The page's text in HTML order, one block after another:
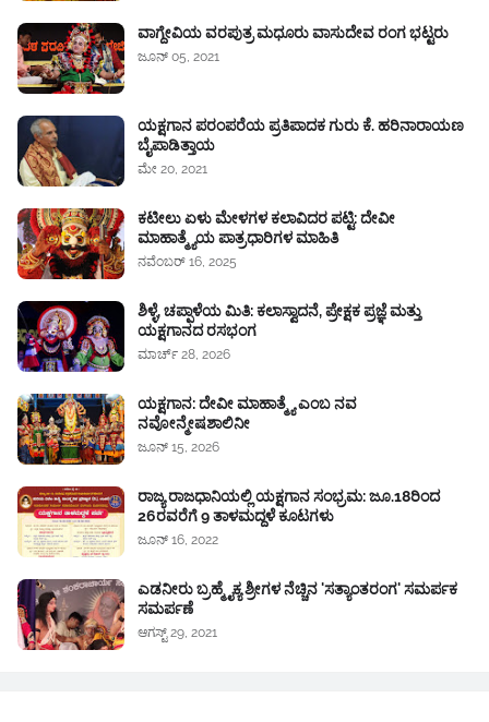
ವಾಗ್ದೇವಿಯ ವರಪುತ್ರ ಮಧೂರು ವಾಸುದೇವ ರಂಗ ಭಟ್ಟರು
ಜೂನ್ 05, 2021
ಯಕ್ಷಗಾನ ಪರಂಪರೆಯ ಪ್ರತಿಪಾದಕ ಗುರು ಕೆ. ಹರಿನಾರಾಯಣ
ಬೈಪಾಡಿತ್ತಾಯ
ಮೇ 20, 2021
ಕಟೀಲು ಏಳು ಮೇಳಗಳ ಕಲಾವಿದರ ಪಟ್ಟಿ: ದೇವೀ
ಮಾಹಾತ್ಮ್ಯೆಯ ಪಾತ್ರಧಾರಿಗಳ ಮಾಹಿತಿ
ನವೆಂಬರ್ 16, 2025
ಶಿಳ್ಳೆ, ಚಪ್ಪಾಳೆಯ ಮಿತಿ: ಕಲಾಸ್ವಾದನೆ, ಪ್ರೇಕ್ಷಕ ಪ್ರಜ್ಞೆ ಮತ್ತು
ಯಕ್ಷಗಾನದ ರಸಭಂಗ
ಮಾರ್ಚ್ 28, 2026
ಯಕ್ಷಗಾನ: ದೇವೀ ಮಾಹಾತ್ಮ್ಯೆ ಎಂಬ ನವ
ನವೋನ್ಮೇಷಶಾಲಿನೀ
ಜೂನ್ 15, 2026
ರಾಜ್ಯ ರಾಜಧಾನಿಯಲ್ಲಿ ಯಕ್ಷಗಾನ ಸಂಭ್ರಮ: ಜೂ.18ರಿಂದ
26ರವರೆಗೆ 9 ತಾಳಮದ್ದಳೆ ಕೂಟಗಳು
ಜೂನ್ 16, 2022
ಎಡನೀರು ಬ್ರಹ್ಮೈಕ್ಯ ಶ್ರೀಗಳ ನೆಚ್ಚಿನ 'ಸತ್ಯಾಂತರಂಗ' ಸಮರ್ಪಕ
ಸಮರ್ಪಣೆ
ಆಗಸ್ಟ್ 29, 2021